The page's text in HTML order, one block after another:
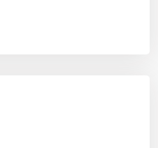
Alle Rechte vorbehalten.